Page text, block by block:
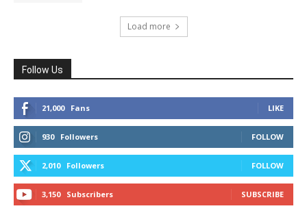
Load more
Follow Us
21,000 Fans LIKE
930 Followers FOLLOW
2,010 Followers FOLLOW
3,150 Subscribers SUBSCRIBE